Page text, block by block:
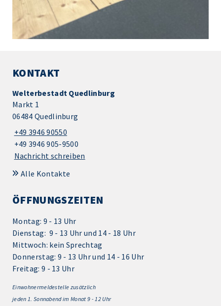
KONTAKT
Welterbestadt Quedlinburg
Markt 1
06484 Quedlinburg
+49 3946 90550
+49 3946 905-9500
Nachricht schreiben
Alle Kontakte
ÖFFNUNGSZEITEN
Montag: 9 - 13 Uhr
Dienstag: 9 - 13 Uhr und 14 - 18 Uhr
Mittwoch: kein Sprechtag
Donnerstag: 9 - 13 Uhr und 14 - 16 Uhr
Freitag: 9 - 13 Uhr
Einwohnermeldestelle zusätzlich
jeden 1. Sonnabend im Monat 9 - 12 Uhr